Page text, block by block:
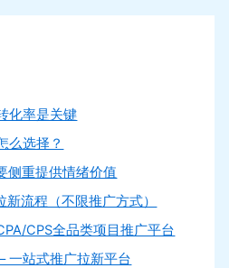
化率是关键
么选择？
侧重提供情绪价值
流程（不限推广方式）
CPS全品类项目推广平台
一站式推广拉新平台